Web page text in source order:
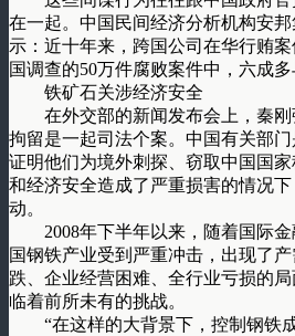
在一起。中国民间经济分析机构安
示：近十年来，跨国公司在华行贿
国调查的50万件腐败案件中，六成
铁矿石关涉经济安全
在外交部的新闻发布会上，秦刚
拘留是一起司法个案。中国有关部门
证明他们为境外刺探、窃取中国国
和经济安全造成了严重损害的情况
动。
2008年下半年以来，随着国际金
国钢铁产业受到严重冲击，出现了
跌、企业经营困难、全行业亏损的
临着前所未有的挑战。
“在这样的大背景下，控制钢铁成